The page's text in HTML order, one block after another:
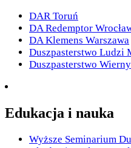
DAR Toruń
DA Redemptor
DA Klemens Warszawa
Duszpasterstwo Ludzi
Duszpasterstwo
Edukacja i nauka
Wyższe Seminarium